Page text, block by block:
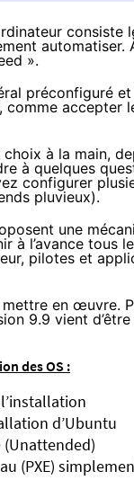
automatiser.
».
préconfiguré
comme
à la main,
à quelques
configurer
pluvieux).
une
à l’avance tous
pilotes et
en œuvre.
9.9 vient
des OS :
d’Ubuntu
(PXE)